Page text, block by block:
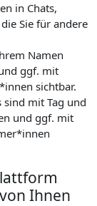
in Chats,
Sie für andere
Namen
ggf. mit
sichtbar.
sind mit Tag und
und ggf. mit
Ihnen